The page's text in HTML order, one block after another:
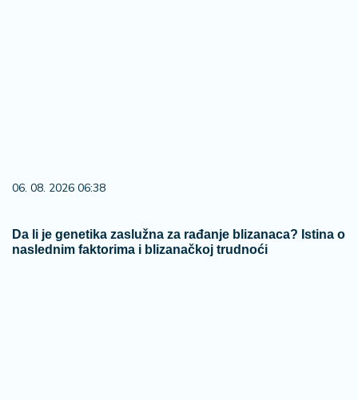
06. 08. 2026 06:38
Da li je genetika zaslužna za rađanje blizanaca? Istina o
naslednim faktorima i blizanačkoj trudnoći